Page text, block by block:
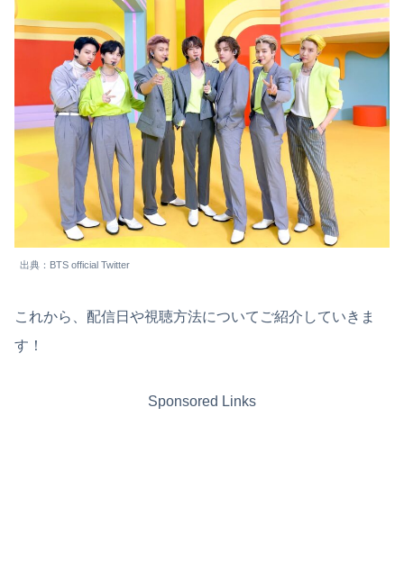
出典：BTS official Twitter
これから、配信日や視聴方法についてご紹介していきま
す！
Sponsored Links